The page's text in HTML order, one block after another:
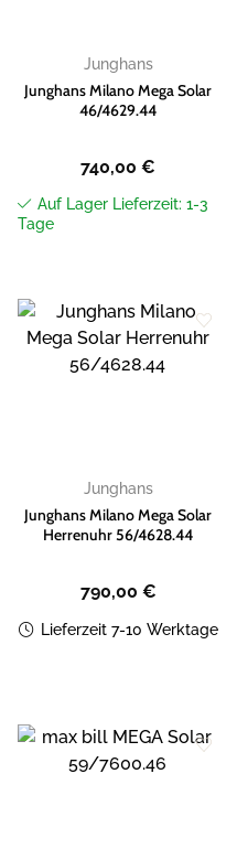
Junghans
Junghans Milano Mega Solar
46/4629.44
740,00 €
Auf Lager Lieferzeit: 1-3
Tage
Wunschliste
Junghans
Junghans Milano Mega Solar
Herrenuhr 56/4628.44
790,00 €
Lieferzeit 7-10 Werktage